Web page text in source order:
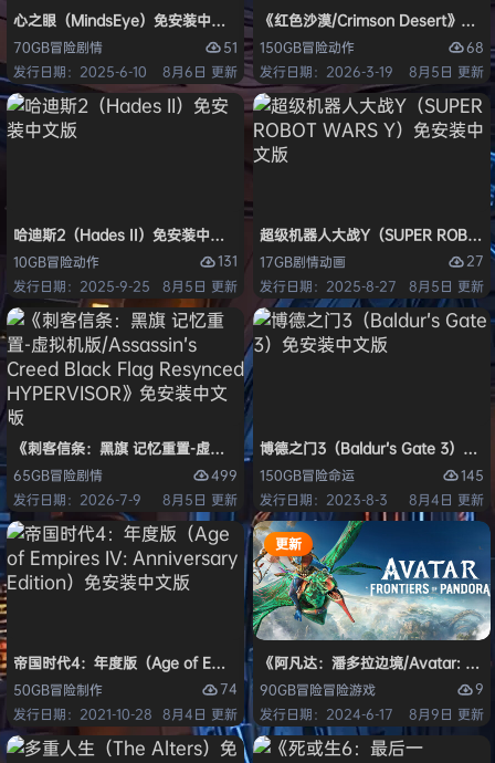
心之眼（MindsEye）免安装中文版
70GB冒险剧情
51
发行日期：2025-6-10
8月6日 更新
《红色沙漠/Crimson Desert》免安
150GB冒险动作
68
发行日期：2026-3-19
8月5日 更新
哈迪斯2（Hades II）免安装中文版
10GB冒险动作
131
发行日期：2025-9-25
8月5日 更新
超级机器人大战Y（SUPER
17GB剧情动画
27
发行日期：2025-8-27
8月5日 更新
《刺客信条：黑旗 记忆重置-虚拟机版/Assassin’s Creed Black Flag
65GB冒险剧情
499
发行日期：2026-7-9
8月5日 更新
博德之门3（Baldur’s Gate 3）免安
150GB冒险命运
145
发行日期：2023-8-3
8月4日 更新
帝国时代4：年度版（Age of Empires IV: Anniversary Edition）免安装
50GB冒险制作
74
发行日期：2021-10-28 8月4日 更新
更新
《阿凡达：潘多拉边境/Avatar:
90GB冒险冒险游戏
9
发行日期：2024-6-17
8月9日 更新